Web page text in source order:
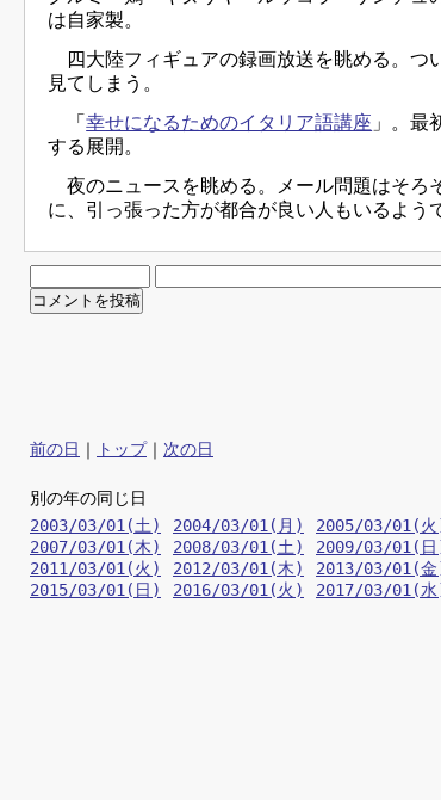
は自家製。
四大陸フィギュアの録画放送を眺める。つ
見てしまう。
「幸せになるためのイタリア語講座 」。最
する展開。
夜のニュースを眺める。メール問題はそろ
に、引っ張った方が都合が良い人もいるよう
前の日 トップ 次の日
別の年の同じ日
2003/03/01(土)
2004/03/01(月) 2005/03/01(火
2007/03/01(木)
2008/03/01(土) 2009/03/01(日
2011/03/01(火)
2012/03/01(木) 2013/03/01(金
2015/03/01(日)
2016/03/01(火) 2017/03/01(水